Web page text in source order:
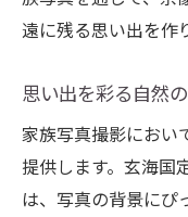
遠に残る思い出を作
思い出を彩る自然
家族写真撮影におい
提供します。玄海国
は、写真の背景にぴ